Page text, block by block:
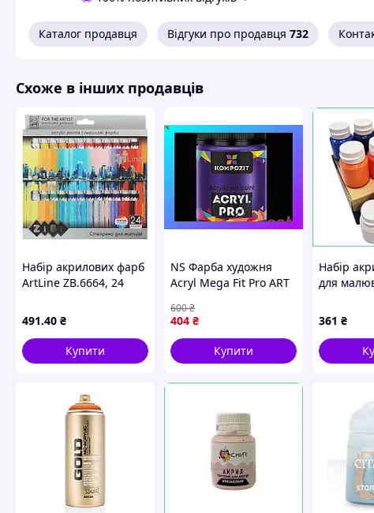
Каталог продавця Відгуки про продавця 732
Схоже в інших продавців
Набір акрилових фарб
ArtLine ZB.6664, 24
491.40 ₴
Купити
NS Фарба художня
Acryl Mega Fit Pro ART
ультрамарин
фіолетовий Nes22/Q
404 ₴
600₴
Купити
Набір
для
Craft 12
мл
комплект
361 ₴